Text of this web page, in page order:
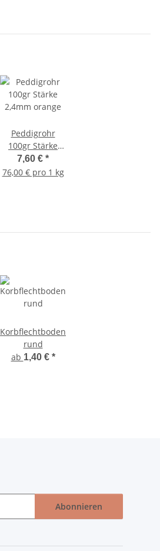
Peddigrohr
100gr Stärke
2,4mm orange
7,60 € *
76,00 € pro 1 kg
Korbflechtboden
rund
ab 1,40 € *
Abonnieren